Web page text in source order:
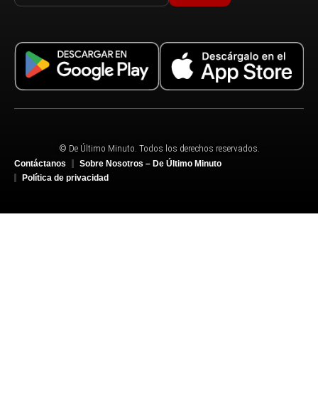
© De Último Minuto. Todos los derechos reservados.
Contáctanos
Sobre Nosotros – De Último Minuto
Política de privacidad